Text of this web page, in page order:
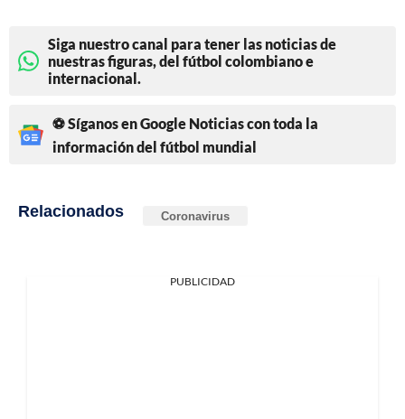
Siga nuestro canal para tener las noticias de
nuestras figuras, del fútbol colombiano e
internacional.
⚽ Síganos en Google Noticias con toda la
información del fútbol mundial
Relacionados Coronavirus
PUBLICIDAD